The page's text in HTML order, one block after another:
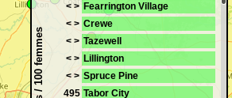
Fearrington Village
< >
Crewe
< >
Tazewell
< >
Lillington
< >
Spruce Pine
< >
Tabor City
495